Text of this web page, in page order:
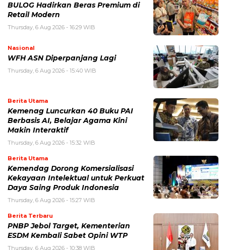
BULOG Hadirkan Beras Premium di
Retail Modern
Thursday, 6 Aug 2026 - 16:29 WIB
Nasional
WFH ASN Diperpanjang Lagi
Thursday, 6 Aug 2026 - 15:40 WIB
Berita Utama
Kemenag Luncurkan 40 Buku PAI
Berbasis AI, Belajar Agama Kini
Makin Interaktif
Thursday, 6 Aug 2026 - 15:32 WIB
Berita Utama
Kemendag Dorong Komersialisasi
Kekayaan Intelektual untuk Perkuat
Daya Saing Produk Indonesia
Thursday, 6 Aug 2026 - 15:27 WIB
Berita Terbaru
PNBP Jebol Target, Kementerian
ESDM Kembali Sabet Opini WTP
Thursday, 6 Aug 2026 - 10:38 WIB